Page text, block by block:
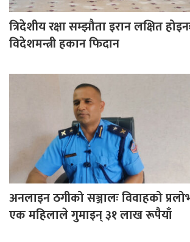
त्रिदेशीय रक्षा सम्झौता इरान लक्षित
विदेशमन्त्री हकान फिदान
अनलाइन ठगीको सञ्जालः विवाहको
एक महिलाले गुमाइन् ३१ लाख रूपैयाँ